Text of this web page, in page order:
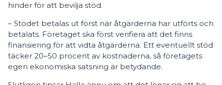
hinder för att bevilja stöd.
– Stödet betalas ut först när åtgärderna har utförts och
betalats. Företaget ska först verifiera att det finns
finansiering för att vidta åtgärderna. Ett eventuellt stöd
täcker 20–50 procent av kostnaderna, så företagets
egen ekonomiska satsning är betydande.